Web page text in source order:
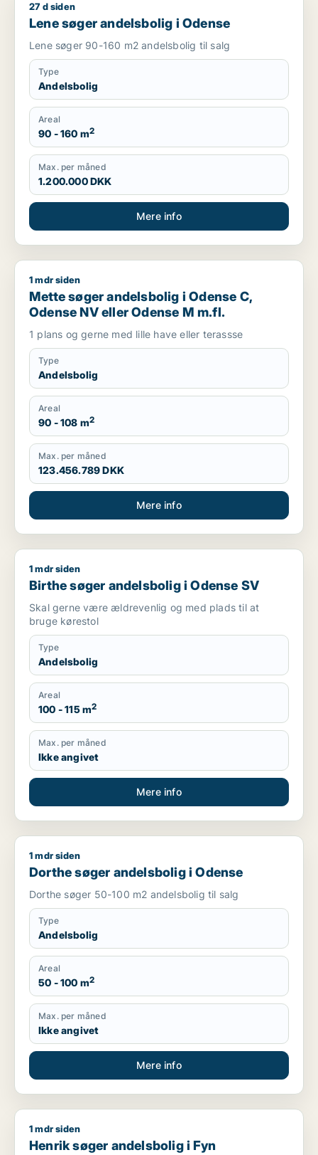
Lene søger andelsbolig i Odense
27 d siden
Lene søger andelsbolig i Odense
Lene søger 90-160 m2 andelsbolig til salg
Type
Andelsbolig
Areal
90 - 160 m2
Max. per måned
1.200.000 DKK
Mere info
Mette søger andelsbolig i Odense C, Odense NV eller
1 mdr siden
Mette søger andelsbolig i Odense C,
Odense NV eller Odense M m.fl.
1 plans og gerne med lille have eller terassse
Type
Andelsbolig
Areal
90 - 108 m2
Max. per måned
123.456.789 DKK
Mere info
Birthe søger andelsbolig i Odense SV
1 mdr siden
Birthe søger andelsbolig i Odense SV
Skal gerne være ældrevenlig og med plads til at
bruge kørestol
Type
Andelsbolig
Areal
100 - 115 m2
Max. per måned
Ikke angivet
Mere info
Dorthe søger andelsbolig i Odense
1 mdr siden
Dorthe søger andelsbolig i Odense
Dorthe søger 50-100 m2 andelsbolig til salg
Type
Andelsbolig
Areal
50 - 100 m2
Max. per måned
Ikke angivet
Mere info
Henrik søger andelsbolig i Fyn
1 mdr siden
Henrik søger andelsbolig i Fyn